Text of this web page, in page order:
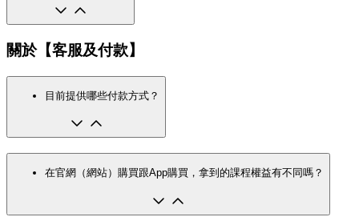
關於【客服及付款】
目前提供哪些付款方式？
在官網（網站）購買跟App購買，拿到的課程權益有不同嗎？